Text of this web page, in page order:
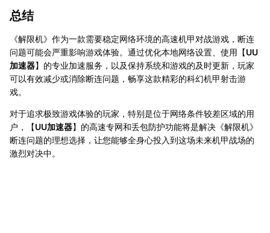
总结
《解限机》作为一款需要稳定网络环境的高速机甲对战游戏，断连
问题可能会严重影响游戏体验。通过优化本地网络设置、使用【UU
加速器】的专业加速服务，以及保持系统和游戏的及时更新，玩家
可以有效减少或消除断连问题，畅享这款精彩的科幻机甲射击游
戏。
对于追求极致游戏体验的玩家，特别是位于网络条件较差区域的用
户，【UU加速器】的高速专网和丢包防护功能将是解决《解限机》
断连问题的理想选择，让您能够全身心投入到这场未来机甲战场的
激烈对决中。